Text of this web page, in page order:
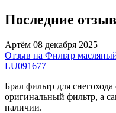
Последние
Артём 08 декабря 2025
Отзыв на Фильтр
LU091677
Брал фильтр для
оригинальный фильтр, а
наличии.